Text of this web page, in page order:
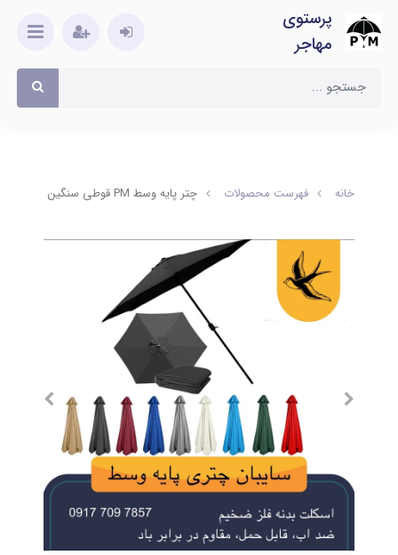
پرستوی
مهاجر
خانه فهرست محصولات چتر پایه وسط PM قوطی سنگین 3 متری چرخدار